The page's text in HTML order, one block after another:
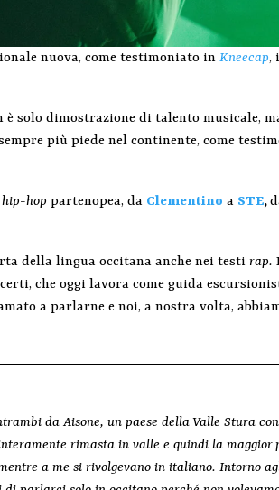
nuova, come testimoniato inKneecap,
solo dimostrazione di talento musicale,
più piede nel continente, come
hip-hoppartenopea, da Clementino a STE,
della lingua occitana anche nei testirap.
che oggi lavora come guida
a parlarne e noi, a nostra volta,
da Aisone, un paese della Valle Stura
rimasta in valle e quindi la maggior
a me si rivolgevano in italiano. Intorno